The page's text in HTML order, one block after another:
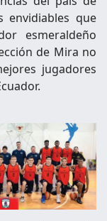
envidiables que
esmeraldeño
de Mira no
jugadores